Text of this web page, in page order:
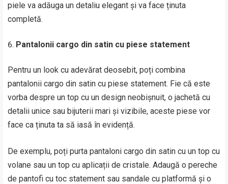
piele va adăuga un detaliu elegant și va face ținuta
completă.
Pantalonii cargo din satin cu piese statement
Pentru un look cu adevărat deosebit, poți combina
pantalonii cargo din satin cu piese statement. Fie că este
vorba despre un top cu un design neobișnuit, o jachetă cu
detalii unice sau bijuterii mari și vizibile, aceste piese vor
face ca ținuta ta să iasă în evidență.
De exemplu, poți purta pantaloni cargo din satin cu un top cu
volane sau un top cu aplicații de cristale. Adaugă o pereche
de pantofi cu toc statement sau sandale cu platformă și o